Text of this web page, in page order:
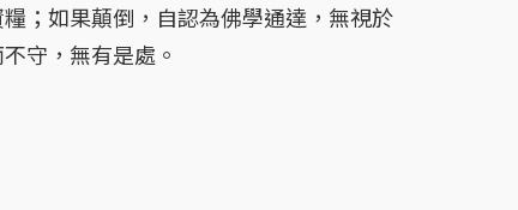
；如果顛倒，自認為佛學通達，無視於
守，無有是處。